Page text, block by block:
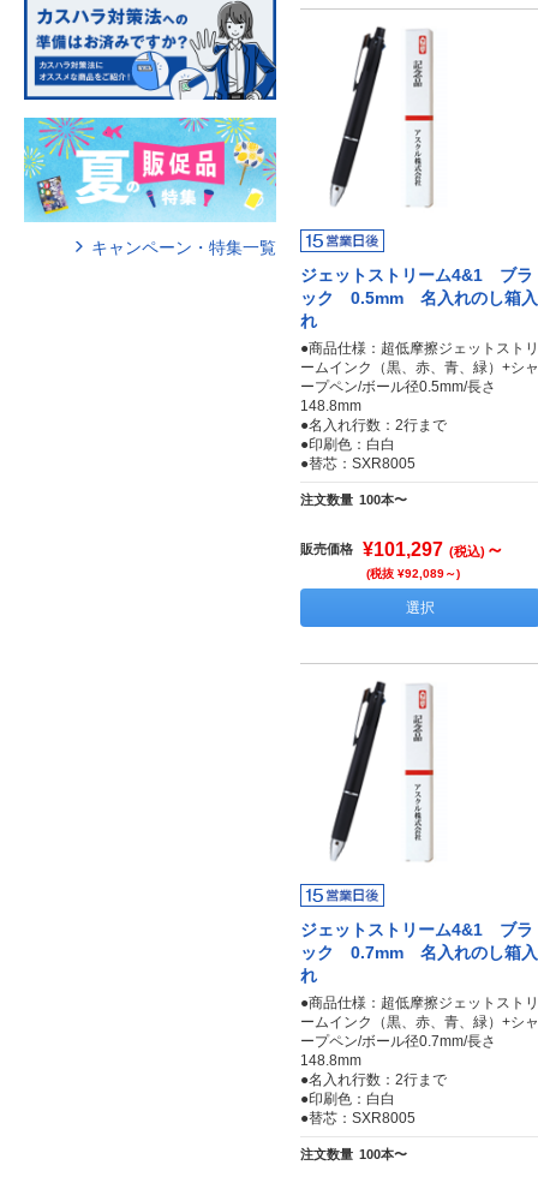
ジェットストリーム4&1 ブラ
ック 0.5mm 名入れのし箱入
れ
●商品仕様：超低摩擦ジェットストリ
ームインク（黒、赤、青、緑）+シャ
ープペン/ボール径0.5mm/長さ
148.8mm
●名入れ行数：2行まで
●印刷色：白白
●替芯：SXR8005
注文数量 100本〜
販売価格 ¥101,297 (税込) ～
(税抜 ¥92,089～)
選択
ジェットストリーム4&1 ブラ
ック 0.7mm 名入れのし箱入
れ
●商品仕様：超低摩擦ジェットストリ
ームインク（黒、赤、青、緑）+シャ
ープペン/ボール径0.7mm/長さ
148.8mm
●名入れ行数：2行まで
●印刷色：白白
●替芯：SXR8005
注文数量 100本〜
キャンペーン・特集一覧